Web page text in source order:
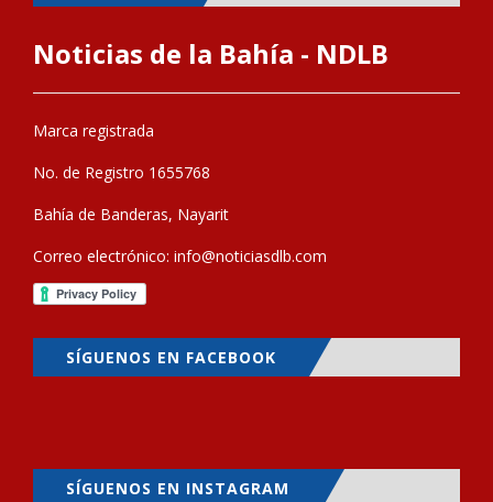
Noticias de la Bahía - NDLB
Marca registrada
No. de Registro 1655768
Bahía de Banderas, Nayarit
Correo electrónico: info@noticiasdlb.com
SÍGUENOS EN FACEBOOK
SÍGUENOS EN INSTAGRAM